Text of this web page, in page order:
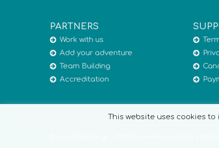
PARTNERS
Work with us
Add your adventure
Team Building
Accreditation
This website uses cookies to